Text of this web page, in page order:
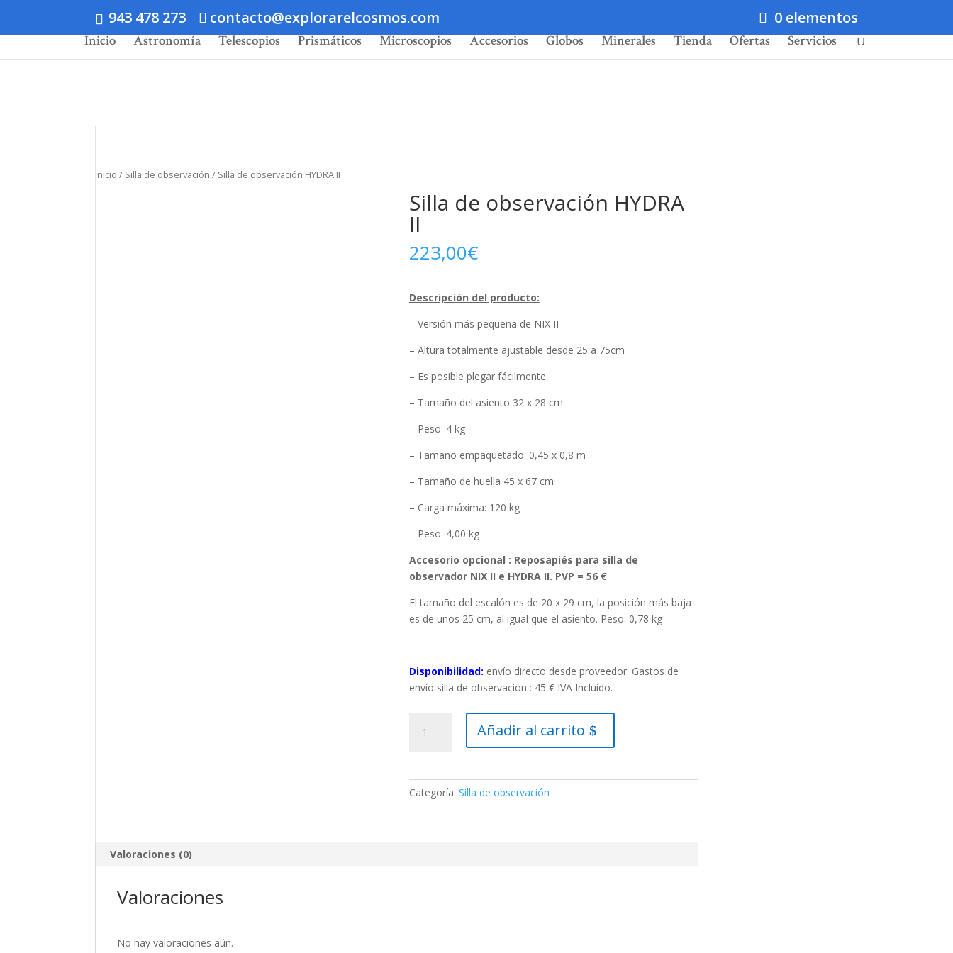
943 478 273 contacto@explorarelcosmos.com 0 elementos
Inicio Astronomía Telescopios Prismáticos Microscopios Accesorios Globos Minerales Tienda Ofertas Servicios
Inicio / Silla de observación / Silla de observación HYDRA II
Silla de observación HYDRA
II
223,00€
Descripción del producto:
– Versión más pequeña de NIX II
– Altura totalmente ajustable desde 25 a 75cm
– Es posible plegar fácilmente
– Tamaño del asiento 32 x 28 cm
– Peso: 4 kg
– Tamaño empaquetado: 0,45 x 0,8 m
– Tamaño de huella 45 x 67 cm
– Carga máxima: 120 kg
– Peso: 4,00 kg
Accesorio opcional : Reposapiés para silla de
observador NIX II e HYDRA II. PVP = 56 €
El tamaño del escalón es de 20 x 29 cm, la posición más baja
es de unos 25 cm, al igual que el asiento. Peso: 0,78 kg
Disponibilidad: envío directo desde proveedor. Gastos de
envío silla de observación : 45 € IVA Incluido.
cantidad
Añadir al carrito
Categoría: Silla de observación
Valoraciones (0)
Valoraciones
No hay valoraciones aún.